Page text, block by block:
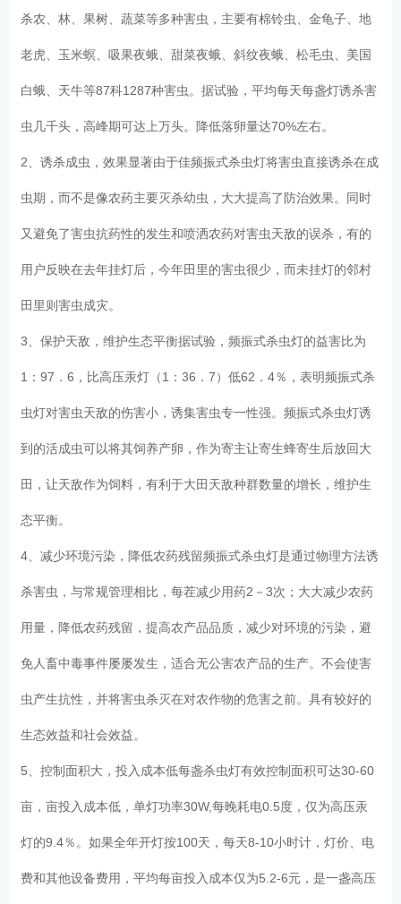
杀农、林、果树、蔬菜等多种害虫，主要有棉铃虫、金龟子、地
老虎、玉米螟、吸果夜蛾、甜菜夜蛾、斜纹夜蛾、松毛虫、美国
白蛾、天牛等87科1287种害虫。据试验，平均每天每盏灯诱杀害
虫几千头，高峰期可达上万头。降低落卵量达70%左右。
2、诱杀成虫，效果显著由于佳频振式杀虫灯将害虫直接诱杀在成
虫期，而不是像农药主要灭杀幼虫，大大提高了防治效果。同时
又避免了害虫抗药性的发生和喷洒农药对害虫天敌的误杀，有的
用户反映在去年挂灯后，今年田里的害虫很少，而未挂灯的邻村
田里则害虫成灾。
3、保护天敌，维护生态平衡据试验，频振式杀虫灯的益害比为
1：97．6，比高压汞灯（1：36．7）低62．4％，表明频振式杀
虫灯对害虫天敌的伤害小，诱集害虫专一性强。频振式杀虫灯诱
到的活成虫可以将其饲养产卵，作为寄主让寄生蜂寄生后放回大
田，让天敌作为饲料，有利于大田天敌种群数量的增长，维护生
态平衡。
4、减少环境污染，降低农药残留频振式杀虫灯是通过物理方法诱
杀害虫，与常规管理相比，每茬减少用药2－3次；大大减少农药
用量，降低农药残留，提高农产品品质，减少对环境的污染，避
免人畜中毒事件屡屡发生，适合无公害农产品的生产。不会使害
虫产生抗性，并将害虫杀灭在对农作物的危害之前。具有较好的
生态效益和社会效益。
5、控制面积大，投入成本低每盏杀虫灯有效控制面积可达30-60
亩，亩投入成本低，单灯功率30W,每晚耗电0.5度，仅为高压汞
灯的9.4％。如果全年开灯按100天，每天8-10小时计，灯价、电
费和其他设备费用，平均每亩投入成本仅为5.2-6元，是一盏高压